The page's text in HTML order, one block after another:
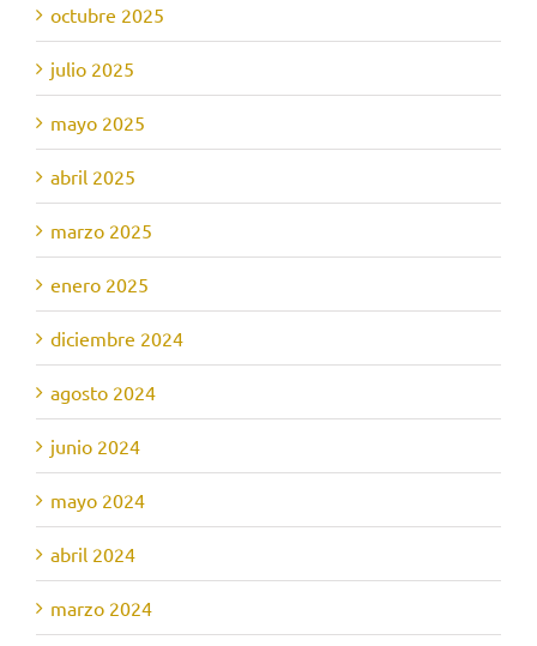
octubre 2025
julio 2025
mayo 2025
abril 2025
marzo 2025
enero 2025
diciembre 2024
agosto 2024
junio 2024
mayo 2024
abril 2024
marzo 2024